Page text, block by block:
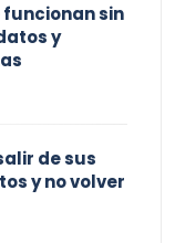
sin
y
de sus
y no volver